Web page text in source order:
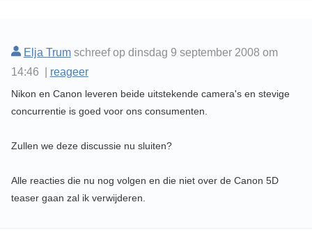
Elja Trumschreef op dinsdag 9 september 2008 om
14:46 | reageer
Nikon en Canon leveren beide uitstekende camera's en stevige
concurrentie is goed voor ons consumenten.
Zullen we deze discussie nu sluiten?
Alle reacties die nu nog volgen en die niet over de Canon 5D
teaser gaan zal ik verwijderen.